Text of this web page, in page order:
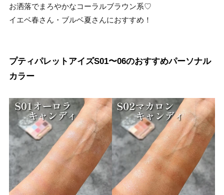
お洒落でまろやかなコーラルブラウン系♡
イエベ春さん・ブルベ夏さんにおすすめ！
プティパレットアイズS01〜06のおすすめパーソナル
カラー